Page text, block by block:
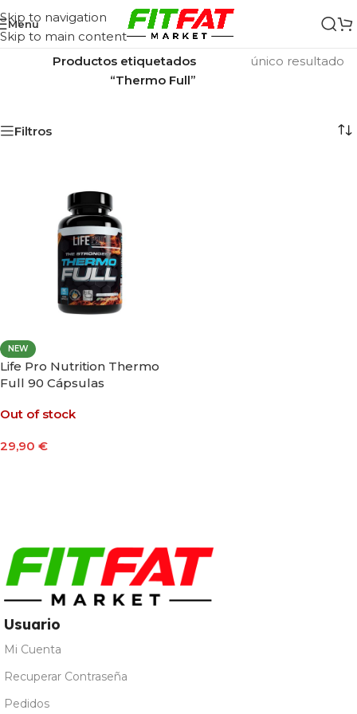
Skip to navigation
Skip to main content
Menu
Inicio/
Productos etiquetados
“Thermo Full”
único resultado
Filtros
NEW
Life Pro Nutrition Thermo
Full 90 Cápsulas
Out of stock
29,90 €
Usuario
Mi Cuenta
Recuperar Contraseña
Pedidos